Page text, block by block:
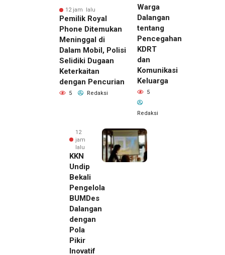
12 jam lalu
Pemilik Royal
Phone Ditemukan
Meninggal di
Dalam Mobil, Polisi
Selidiki Dugaan
Keterkaitan
dengan Pencurian
5 Redaksi
Warga
Dalangan
tentang
Pencegahan
KDRT
dan
Komunikasi
Keluarga
5
Redaksi
12
jam
lalu
KKN
Undip
Bekali
Pengelola
BUMDes
Dalangan
dengan
Pola
Pikir
Inovatif